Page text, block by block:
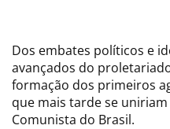
Dos embates políticos e
avançados do
formação dos primeiros
que mais tarde se
Comunista do Brasil.